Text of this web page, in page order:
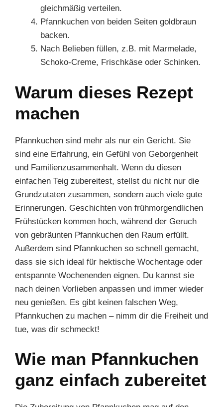
gleichmäßig verteilen.
Pfannkuchen von beiden Seiten goldbraun
backen.
Nach Belieben füllen, z.B. mit Marmelade,
Schoko-Creme, Frischkäse oder Schinken.
Warum dieses Rezept
machen
Pfannkuchen sind mehr als nur ein Gericht. Sie
sind eine Erfahrung, ein Gefühl von Geborgenheit
und Familienzusammenhalt. Wenn du diesen
einfachen Teig zubereitest, stellst du nicht nur die
Grundzutaten zusammen, sondern auch viele gute
Erinnerungen. Geschichten von frühmorgendlichen
Frühstücken kommen hoch, während der Geruch
von gebräunten Pfannkuchen den Raum erfüllt.
Außerdem sind Pfannkuchen so schnell gemacht,
dass sie sich ideal für hektische Wochentage oder
entspannte Wochenenden eignen. Du kannst sie
nach deinen Vorlieben anpassen und immer wieder
neu genießen. Es gibt keinen falschen Weg,
Pfannkuchen zu machen – nimm dir die Freiheit und
tue, was dir schmeckt!
Wie man Pfannkuchen
ganz einfach zubereitet